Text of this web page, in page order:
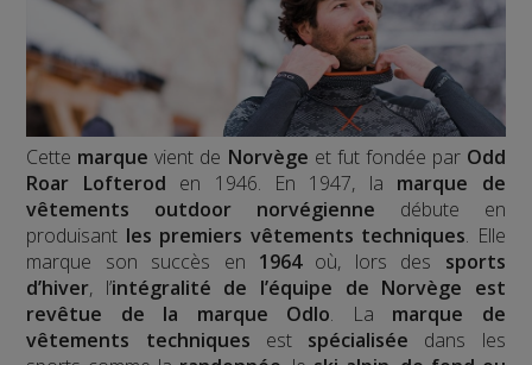
Cette marque vient de Norvège et fut fondée par Odd
Roar Lofterod en 1946. En 1947, la marque de
vêtements outdoor norvégienne débute en
produisant les premiers vêtements techniques. Elle
marque son succès en 1964où, lors des sports
d’hiver, l’intégralité de l’équipe de Norvège est
revêtue de la marque Odlo. La marque de
vêtements techniques est spécialisée dans les